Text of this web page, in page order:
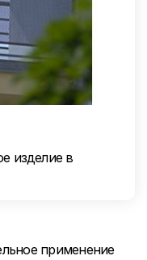
изделие в
применение